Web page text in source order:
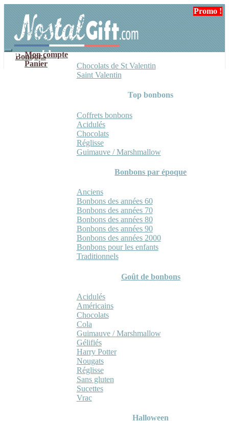
navigation
contenu
Mon compte
Panier
Bonbons
Chocolats de St Valentin
Saint Valentin
Top bonbons
Coffrets bonbons
Acidulés
Chocolats
Réglisse
Guimauve / Marshmallow
Bonbons par époque
Anciens
Bonbons des années 60
Bonbons des années 70
Bonbons des années 80
Bonbons des années 90
Bonbons des années 2000
Bonbons pour les enfants
Traditionnels
Goût de bonbons
Acidulés
Américains
Chocolats
Cola
Guimauve / Marshmallow
Gélifiés
Harry Potter
Nougats
Réglisse
Sans gluten
Sucettes
Vrac
Halloween
Promo !